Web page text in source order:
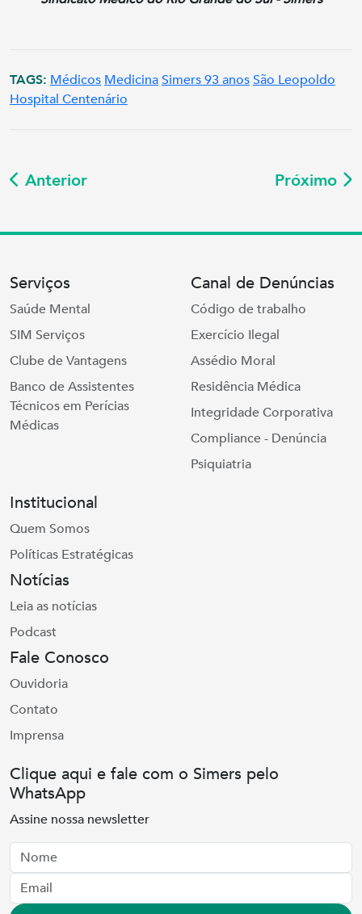
TAGS: Médicos MedicinaSimers 93 anosSão Leopoldo
Hospital Centenário
Anterior Próximo
Serviços
Saúde Mental
SIM Serviços
Clube de Vantagens
Banco de Assistentes
Técnicos em Perícias
Médicas
Canal de Denúncias
Código de trabalho
Exercício Ilegal
Assédio Moral
Residência Médica
Integridade Corporativa
Compliance - Denúncia
Psiquiatria
Institucional
Quem Somos
Políticas Estratégicas
Notícias
Leia as notícias
Podcast
Fale Conosco
Ouvidoria
Contato
Imprensa
Clique aqui e fale com o Simers pelo
WhatsApp
Assine nossa newsletter
Nome
Email